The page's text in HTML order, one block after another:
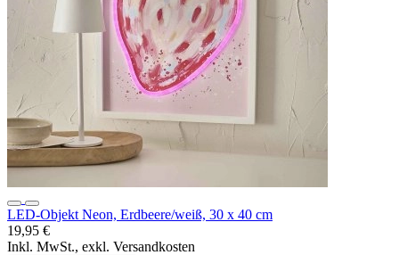
LED-Objekt Neon, Erdbeere/weiß, 30 x 40 cm
19,95 €
Inkl. MwSt., exkl. Versandkosten